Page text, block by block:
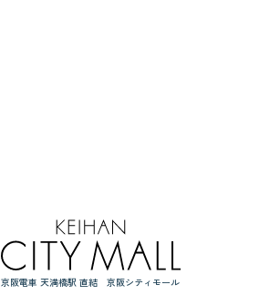
京阪電車 天満橋駅 直結 京阪シティモール